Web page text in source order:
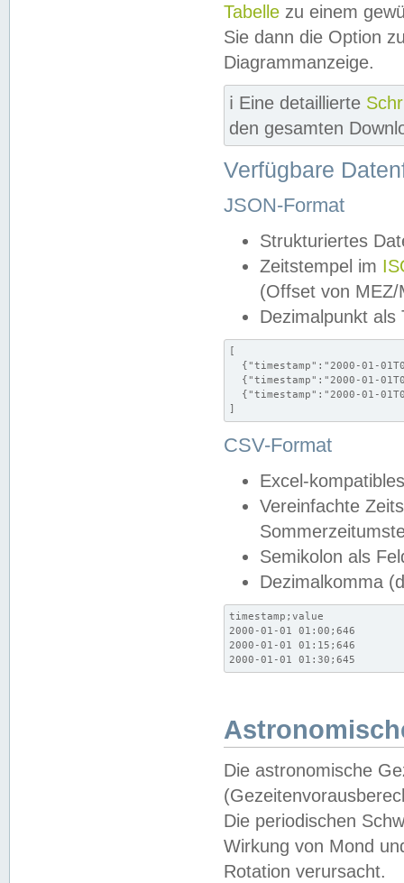
Tabelle zu einem
Sie dann die Option
Diagrammanzeige.
ℹ️ Eine detaillierte
den gesamten
Verfügbare
JSON-Format
Strukturiertes
Zeitstempel im
(Offset von MEZ/
Dezimalpunkt als
[
{"timestamp":"2000-01-
{"timestamp":"2000-01-
{"timestamp":"2000-01-
]
CSV-Format
Excel-
Vereinfachte
Semikolon als
Dezimalkomma
timestamp;value
2000-01-01 01:00;646
2000-01-01 01:15;646
2000-01-01 01:30;645
Die astronomische
Die periodischen
Wirkung von Mond
Rotation verursacht.